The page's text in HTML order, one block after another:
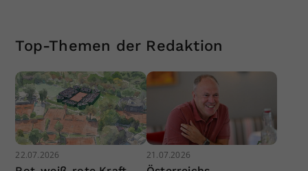
Top-Themen der Redaktion
22.07.2026 21.07.2026